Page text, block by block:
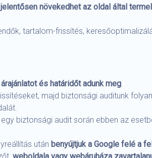
jelentősen növekedhet az oldal által
tartalom-frissítés,
árajánlatot és határidőt adunk meg
majd biztonsági auditunk
egy biztonsági audit során ebben az
után benyújtjuk a Google felé a
weboldala vagy webáruháza